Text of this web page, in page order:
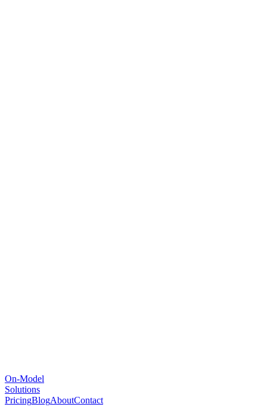
On-Model
Solutions
PricingBlogAboutContact